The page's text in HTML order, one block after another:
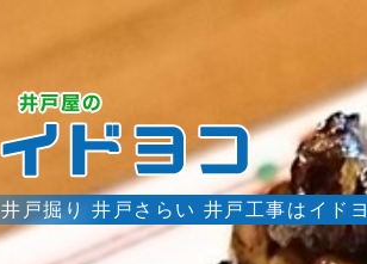
井戸
井戸掘り 井戸さらい 井戸工事はイド